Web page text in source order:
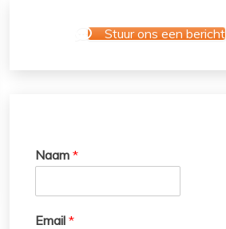
Stuur ons een bericht
Naam *
Email *